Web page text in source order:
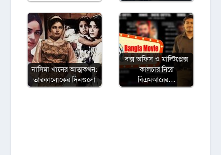
নাসিমা খানের আত্মকথন:
তারকালোকের দিনগুলো
বক্স অফিস ও মাল্টিপ্লেক্স
কালচার নিয়ে
বিএমআরের…